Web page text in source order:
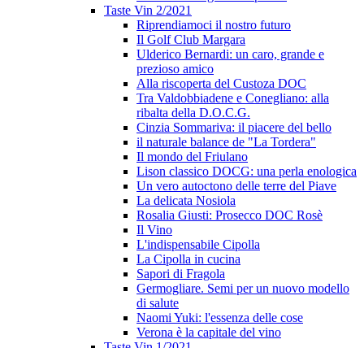
Taste Vin 2/2021
Riprendiamoci il nostro futuro
Il Golf Club Margara
Ulderico Bernardi: un caro, grande e
prezioso amico
Alla riscoperta del Custoza DOC
Tra Valdobbiadene e Conegliano: alla
ribalta della D.O.C.G.
Cinzia Sommariva: il piacere del bello
il naturale balance de "La Tordera"
Il mondo del Friulano
Lison classico DOCG: una perla enologica
Un vero autoctono delle terre del Piave
La delicata Nosiola
Rosalia Giusti: Prosecco DOC Rosè
Il Vino
L'indispensabile Cipolla
La Cipolla in cucina
Sapori di Fragola
Germogliare. Semi per un nuovo modello
di salute
Naomi Yuki: l'essenza delle cose
Verona è la capitale del vino